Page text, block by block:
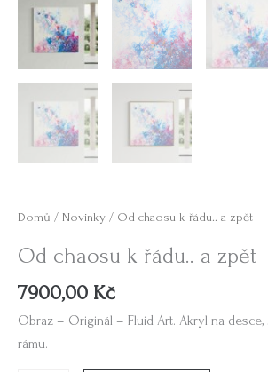
Domů / Novinky / Od chaosu k řádu.. a zpět
Od chaosu k řádu.. a zpět
7900,00 Kč
Obraz – Originál – Fluid Art. Akryl na desce,
rámu.